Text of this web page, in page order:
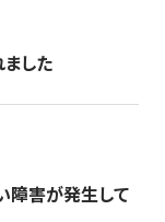
した
障害が発生して